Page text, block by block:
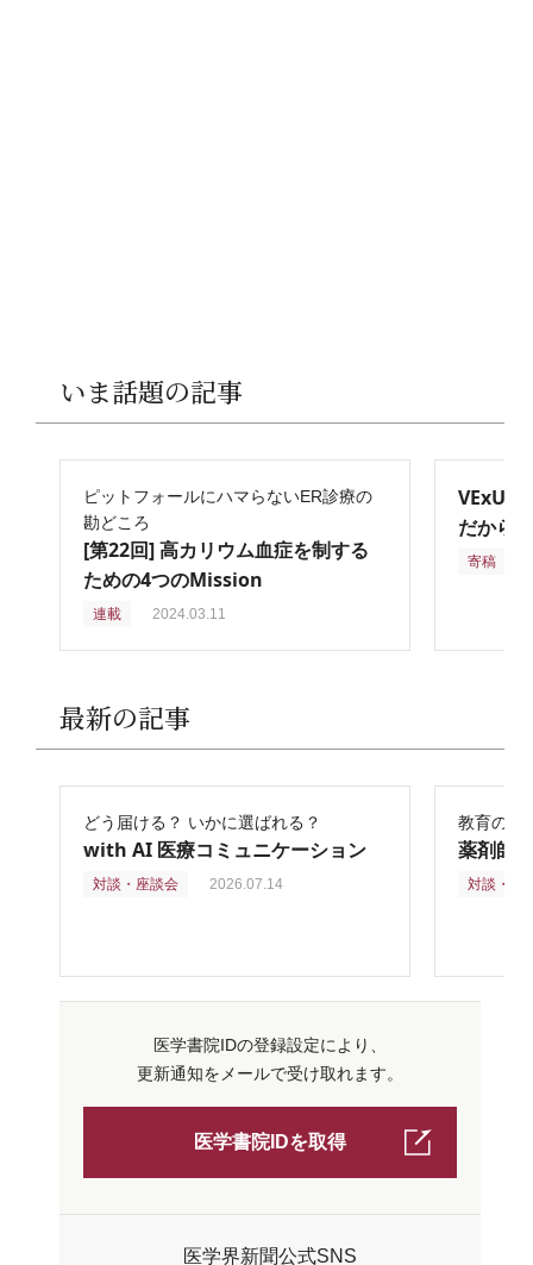
いま話題の記事
ピットフォールにハマらないER診療の
勘どころ
[第22回] 高カリウム血症を制する
ための4つのMission
連載 2024.03.11
VExUS
だから
寄稿
最新の記事
どう届ける？ いかに選ばれる？
with AI 医療コミュニケーション
対談・座談会 2026.07.14
教育の再
薬剤師
対談・座
医学書院IDの登録設定により、
更新通知をメールで受け取れます。
医学書院IDを取得
医学界新聞公式SNS